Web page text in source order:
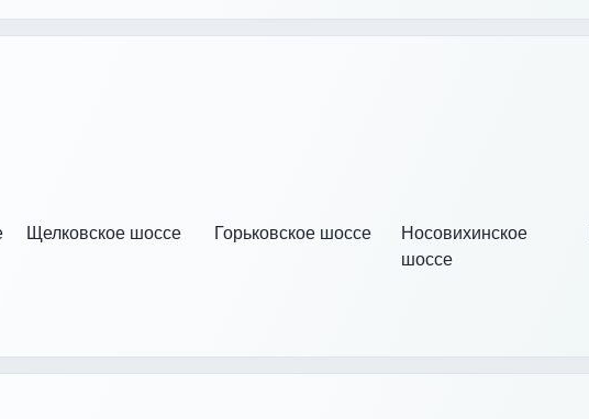
Щелковское шоссе Горьковское шоссе
Носовихинское
шоссе